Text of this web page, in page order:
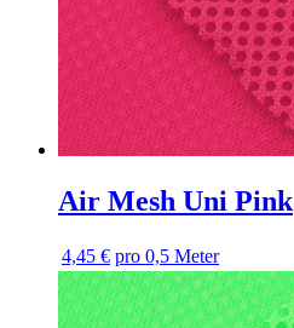
Air Mesh Uni Pink
4,45 € pro 0,5 Meter